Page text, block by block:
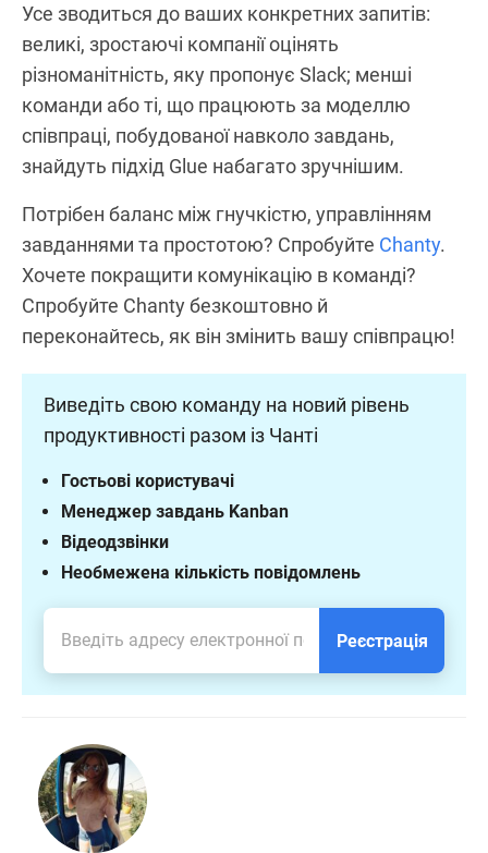
Усе зводиться до ваших конкретних запитів:
великі, зростаючі компанії оцінять
різноманітність, яку пропонує Slack; менші
команди або ті, що працюють за моделлю
співпраці, побудованої навколо завдань,
знайдуть підхід Glue набагато зручнішим.
Потрібен баланс між гнучкістю, управлінням
завданнями та простотою? Спробуйте Chanty.
Хочете покращити комунікацію в команді?
Спробуйте Chanty безкоштовно й
переконайтесь, як він змінить вашу співпрацю!
Виведіть свою команду на новий рівень
продуктивності разом із Чанті
Необмежена кількість повідомлень
Відеодзвінки
Менеджер завдань Kanban
Гостьові користувачі
Реєстрація